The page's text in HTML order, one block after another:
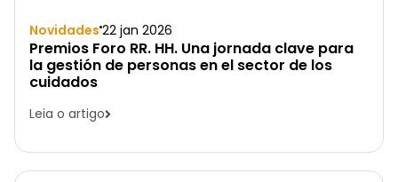
Novidades 22 jan 2026
Premios Foro RR. HH. Una jornada clave para
la gestión de personas en el sector de los
cuidados
Leia o artigo